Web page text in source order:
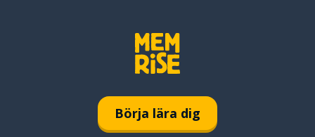
Börja lära dig